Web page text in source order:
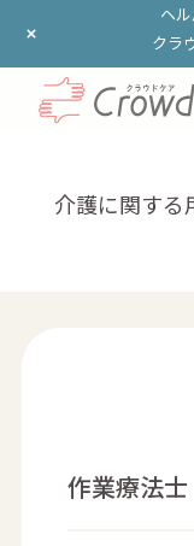
ヘ
クラ
ヘ
クラ
介護に関する
作業療法士